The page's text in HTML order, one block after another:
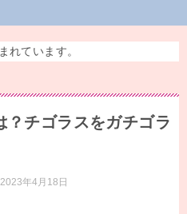
れています。
？チゴラスをガチゴラ
2023年4月18日